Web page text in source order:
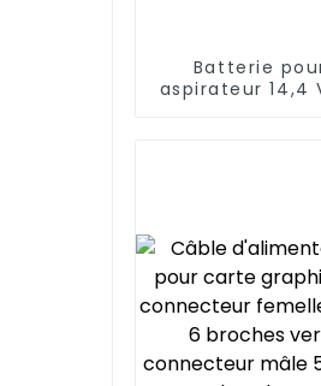
Batterie
aspirateur 14,4